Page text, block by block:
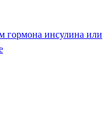
гормона инсулина или